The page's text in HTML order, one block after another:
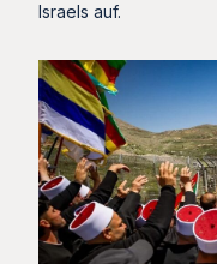
Israels auf.